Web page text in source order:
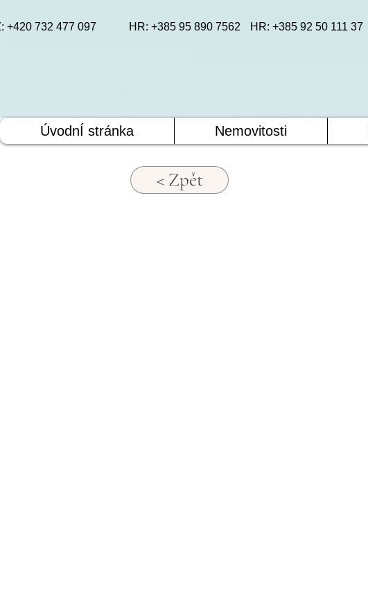
+420 732 477 097 HR: +385 95 890 7562 HR: +385 92 50 111 37
ÚvodnÍ stránka Nemovitosti
< Zpět